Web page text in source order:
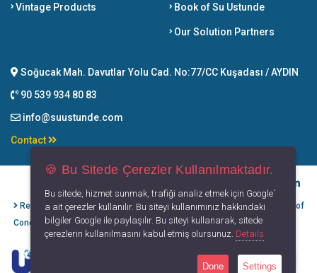
Vintage Products Book of Su Ustunde
Our Solution Partners
Soğucak Mah. Davutlar Yolu Cad. No:77/CC Kuşadası / AYDIN
90 539 934 80 83
info@suustunde.com
Contact
Refund Cancellation
Conditions
Protection of
Personal Data
Privacy
Principles
Terms of
Use
🍪 Bu Sitede Çerezler Kullanılmaktadır.
Bu sitede, hizmet sunmak, trafiği analiz etmek için Google´
a ait çerezler kullanılır. Bu siteyi kullanımınız hakkındaki
bilgiler Google ile paylaşılır. Bu siteyi kullanarak, sitede
çerezlerin kullanılmasını kabul etmiş olursunuz. Details
Done Settings